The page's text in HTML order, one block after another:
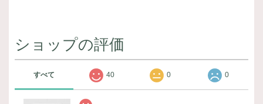
ショップの評価
すべて 40 0 0